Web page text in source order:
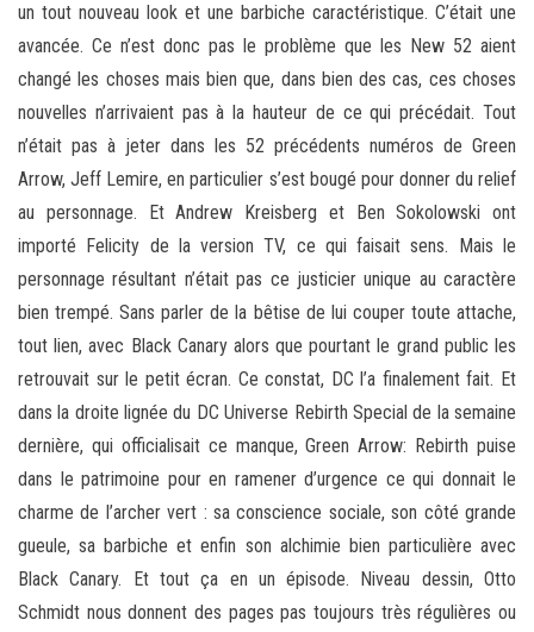
un tout nouveau look et une barbiche caractéristique. C’était une
avancée. Ce n’est donc pas le problème que les New 52 aient
changé les choses mais bien que, dans bien des cas, ces choses
nouvelles n’arrivaient pas à la hauteur de ce qui précédait. Tout
n’était pas à jeter dans les 52 précédents numéros de Green
Arrow, Jeff Lemire, en particulier s’est bougé pour donner du relief
au personnage. Et Andrew Kreisberg et Ben Sokolowski ont
importé Felicity de la version TV, ce qui faisait sens. Mais le
personnage résultant n’était pas ce justicier unique au caractère
bien trempé. Sans parler de la bêtise de lui couper toute attache,
tout lien, avec Black Canary alors que pourtant le grand public les
retrouvait sur le petit écran. Ce constat, DC l’a finalement fait. Et
dans la droite lignée du DC Universe Rebirth Special de la semaine
dernière, qui officialisait ce manque, Green Arrow: Rebirth puise
dans le patrimoine pour en ramener d’urgence ce qui donnait le
charme de l’archer vert : sa conscience sociale, son côté grande
gueule, sa barbiche et enfin son alchimie bien particulière avec
Black Canary. Et tout ça en un épisode. Niveau dessin, Otto
Schmidt nous donnent des pages pas toujours très régulières ou